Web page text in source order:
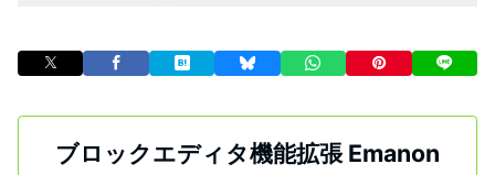
ブロックエディタ機能拡張 Emanon